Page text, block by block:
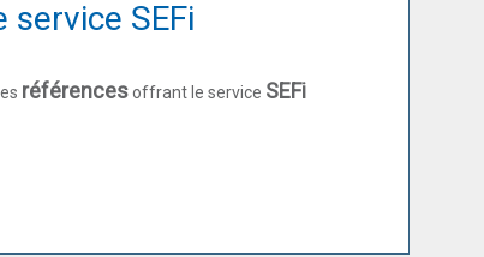
SEFi
référencesoffrant le service SEFi